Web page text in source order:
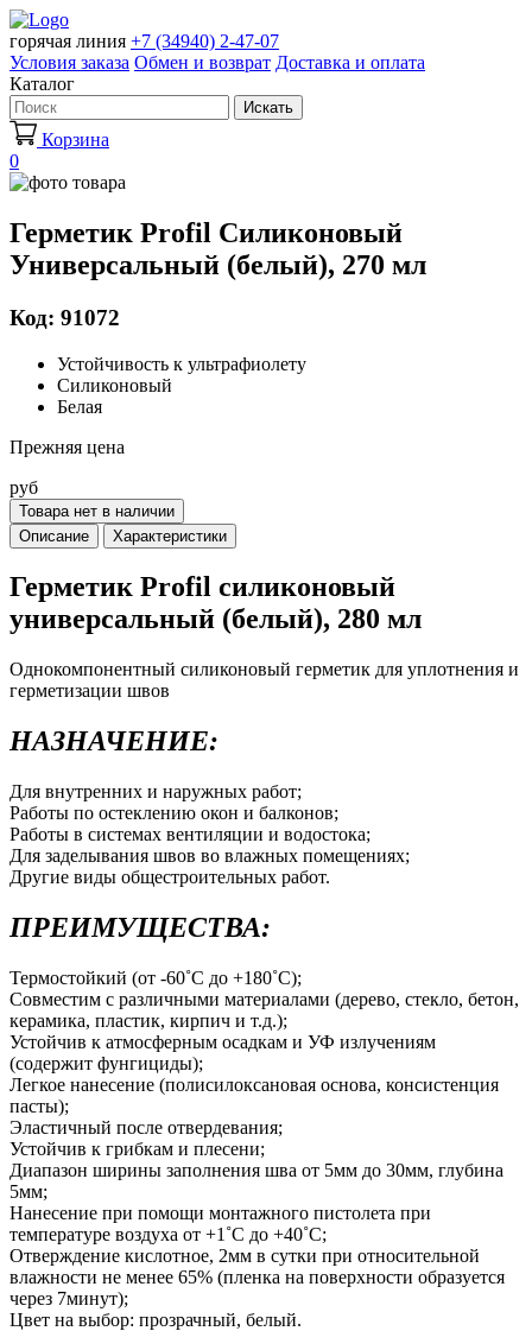
горячая линия +7 (34940) 2-47-07
Условия заказа Обмен и возврат Доставка и оплата
Каталог
Искать
Корзина
0
Герметик Profil Силиконовый
Универсальный (белый), 270 мл
Код: 91072
Устойчивость к ультрафиолету
Силиконовый
Белая
Прежняя цена
руб
Товара нет в наличии
Описание
Характеристики
Герметик Profil силиконовый
универсальный (белый), 280 мл
Однокомпонентный силиконовый герметик для уплотнения и
герметизации швов
НАЗНАЧЕНИЕ:
Для внутренних и наружных работ;
Работы по остеклению окон и балконов;
Работы в системах вентиляции и водостока;
Для заделывания швов во влажных помещениях;
Другие виды общестроительных работ.
ПРЕИМУЩЕСТВА:
Термостойкий (от -60˚С до +180˚С);
Совместим с различными материалами (дерево, стекло, бетон,
керамика, пластик, кирпич и т.д.);
Устойчив к атмосферным осадкам и УФ излучениям
(содержит фунгициды);
Легкое нанесение (полисилоксановая основа, консистенция
пасты);
Эластичный после отвердевания;
Устойчив к грибкам и плесени;
Диапазон ширины заполнения шва от 5мм до 30мм, глубина
5мм;
Нанесение при помощи монтажного пистолета при
температуре воздуха от +1˚С до +40˚С;
Отверждение кислотное, 2мм в сутки при относительной
влажности не менее 65% (пленка на поверхности образуется
через 7минут);
Цвет на выбор: прозрачный, белый.